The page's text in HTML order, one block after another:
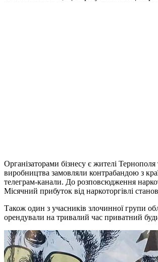
Організаторами бізнесу є жителі
виробництва замовляли контрабандою з
телеграм-канали. До розповсюдження
Місячний прибуток від наркоторгівлі
Також один з учасників злочинної групи
орендували на тривалий час приватний